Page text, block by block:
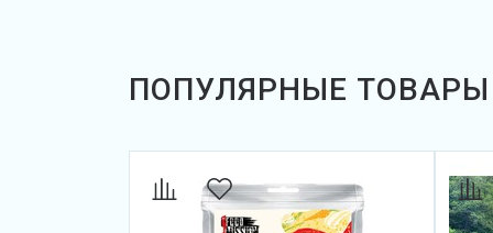
ПОПУЛЯРНЫЕ ТОВАРЫ